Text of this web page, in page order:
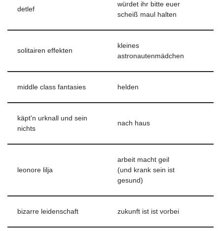
detlef
würdet ihr bitte euer
scheiß maul halten
solitairen effekten
kleines
astronautenmädchen
middle class fantasies helden
käpt'n urknall und sein
nichts
nach haus
leonore lilja
arbeit macht geil
(und krank sein ist
gesund)
bizarre leidenschaft zukunft ist ist vorbei